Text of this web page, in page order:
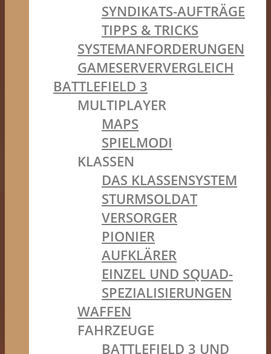
SYNDIKATS-AUFTRÄGE
TIPPS & TRICKS
SYSTEMANFORDERUNGEN
GAMESERVERVERGLEICH
BATTLEFIELD 3
MULTIPLAYER
MAPS
SPIELMODI
KLASSEN
DAS KLASSENSYSTEM
STURMSOLDAT
VERSORGER
PIONIER
AUFKLÄRER
EINZEL UND SQUAD-
SPEZIALISIERUNGEN
WAFFEN
FAHRZEUGE
BATTLEFIELD 3 UND